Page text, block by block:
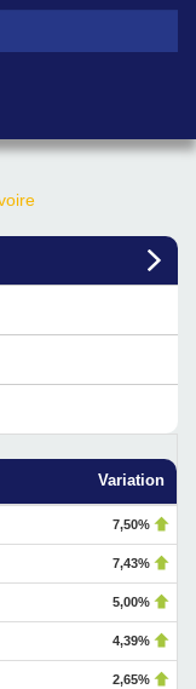
Variation
7,50%
7,43%
5,00%
4,39%
2,65%